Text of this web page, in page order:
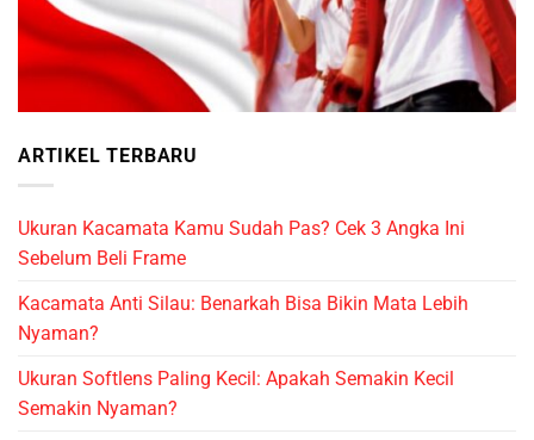
ARTIKEL TERBARU
Ukuran Kacamata Kamu Sudah Pas? Cek 3 Angka Ini
Sebelum Beli Frame
Kacamata Anti Silau: Benarkah Bisa Bikin Mata Lebih
Nyaman?
Ukuran Softlens Paling Kecil: Apakah Semakin Kecil
Semakin Nyaman?